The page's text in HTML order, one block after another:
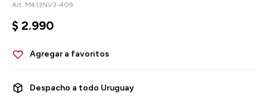
M413NV3-409
$ 2.990
Despacho a todo Uruguay